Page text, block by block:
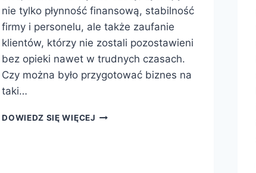
nie tylko płynność finansową, stabilność
firmy i personelu, ale także zaufanie
klientów, którzy nie zostali pozostawieni
bez opieki nawet w trudnych czasach.
Czy można było przygotować biznes na
taki…
DOWIEDZ SIĘ WIĘCEJ